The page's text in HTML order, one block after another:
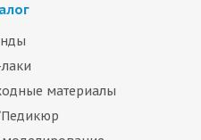
материалы